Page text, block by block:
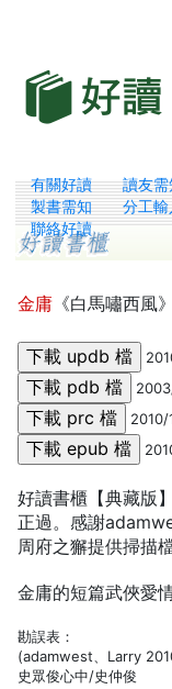
有關好讀 讀友
製書需知
分工
聯絡好讀
金庸 《白馬嘯西風》
2010/
好讀書櫃【典藏版
正過。感謝
周府之獬提供掃描檔
金庸的短篇武俠愛
勘誤表：
(adamwest、Larry
史眾俊心中/史仲俊